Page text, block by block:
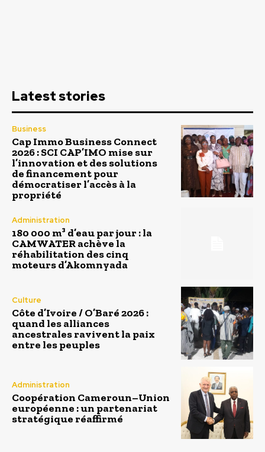
Latest stories
Business
Cap Immo Business Connect
2026 : SCI CAP’IMO mise sur
l’innovation et des solutions
de financement pour
démocratiser l’accès à la
propriété
Administration
180 000 m³ d’eau par jour : la
CAMWATER achève la
réhabilitation des cinq
moteurs d’Akomnyada
Culture
Côte d’Ivoire / O’Baré 2026 :
quand les alliances
ancestrales ravivent la paix
entre les peuples
Administration
Coopération Cameroun–Union
européenne : un partenariat
stratégique réaffirmé